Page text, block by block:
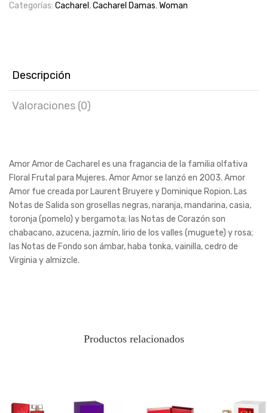
cantidad
Categorías: Cacharel ,Cacharel Damas,Woman
Descripción
Valoraciones (0)
Amor Amor de Cacharel es una fragancia de la familia olfativa
Floral Frutal para Mujeres. Amor Amor se lanzó en 2003. Amor
Amor fue creada por Laurent Bruyere y Dominique Ropion. Las
Notas de Salida son grosellas negras, naranja, mandarina, casia,
toronja (pomelo) y bergamota; las Notas de Corazón son
chabacano, azucena, jazmín, lirio de los valles (muguete) y rosa;
las Notas de Fondo son ámbar, haba tonka, vainilla, cedro de
Virginia y almizcle.
Productos relacionados